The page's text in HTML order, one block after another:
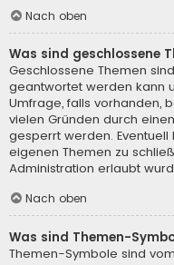
Nach oben
Was sind geschlossene
Geschlossene Themen
geantwortet werden kann
Umfrage, falls vorhanden,
vielen Gründen durch
gesperrt werden.
eigenen Themen zu
Administration erlaubt
Nach oben
Was sind Themen-
Themen-Symbole sind